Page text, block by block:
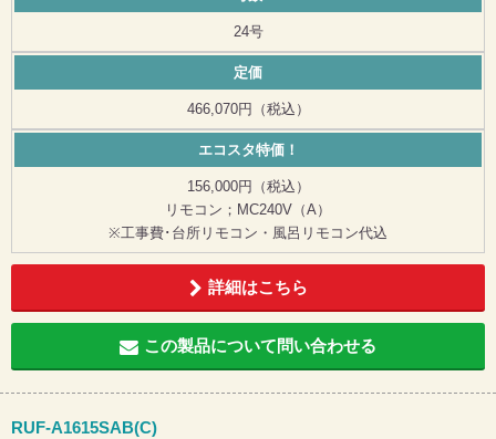
24号
定価
466,070円（税込）
エコスタ特価！
156,000円（税込）
リモコン；MC240V（A）
※工事費･台所リモコン・風呂リモコン代込
詳細はこちら
この製品について問い合わせる
RUF-A1615SAB(C)